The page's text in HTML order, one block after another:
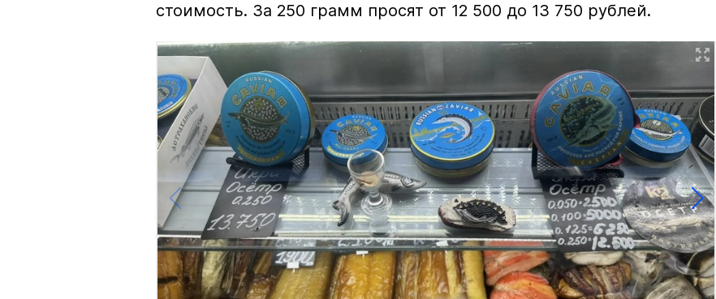
стоимость. За 250 грамм просят от 12 500 до 13 750 рублей.